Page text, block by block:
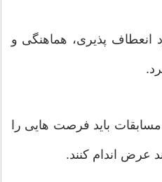
انعطاف پذیری، هماهنگی و
باید فرصت هایی را
عرض اندام کنند.